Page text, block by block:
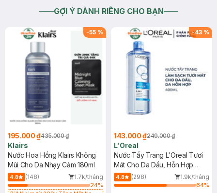
GỢI Ý DÀNH RIÊNG CHO BẠN
-55 %
195.000 ₫435.000 ₫
Klairs
Nước Hoa Hồng Klairs Không
Mùi Cho Da Nhạy Cảm 180ml
4.8 (148)
1.7k/tháng
24%
-43 %
143.000 ₫249.000 ₫
L'Oreal
Nước Tẩy Trang L'Oreal Tươi
Mát Cho Da Dầu, Hỗn Hợp
400ml
4.8 (298)
1.9k/tháng
64%